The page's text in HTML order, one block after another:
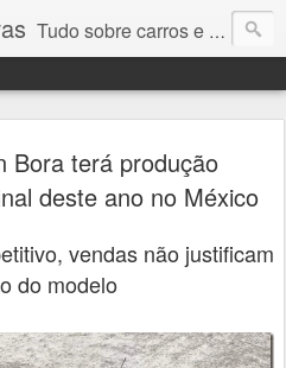
Tudo sobre carros e motores
Bora terá produção
deste ano no México
vendas não justificam
do modelo